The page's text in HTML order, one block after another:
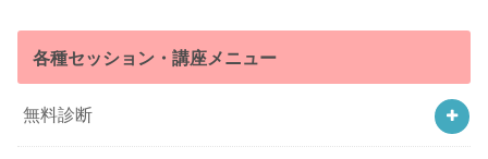
各種セッション・講座メニュー
無料診断